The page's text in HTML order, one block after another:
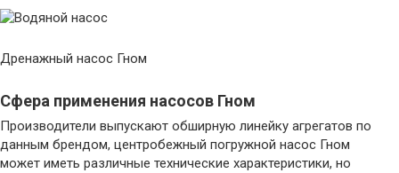
Дренажный насос Гном
Сфера применения насосов Гном
Производители выпускают обширную линейку агрегатов по
данным брендом, центробежный погружной насос Гном
может иметь различные технические характеристики, но